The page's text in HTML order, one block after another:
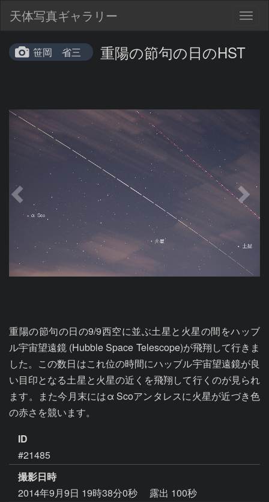
天体写真ギャラリー
笹岡 省三 重陽の節句の日のHST
重陽の節句の日の9/9西空に並ぶ土星と火星の間をハッブ
ル宇宙望遠鏡 (Hubble Space Telescope)が飛翔して行きま
した。この数日はこれ位の時間にハッブル宇宙望遠鏡が良
い目印となる土星と火星の近くを飛翔して行くのが見られ
ます。また今月末にはα Scoアンタレスに火星が近づき色
の赤さを競います。
ID
#21485
撮影日時
2014年9月9日 19時38分0秒
露出 100秒